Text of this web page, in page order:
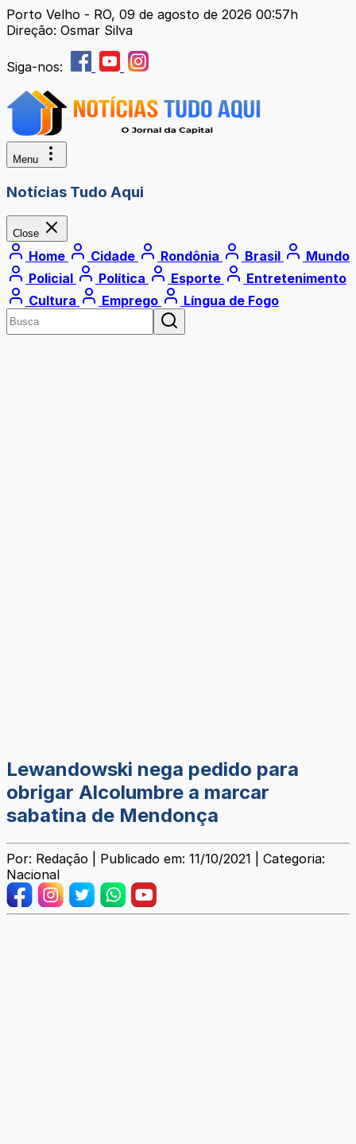
Porto Velho - RO, 09 de agosto de 2026 00:57h
Direção: Osmar Silva
Siga-nos:
Menu
Notícias Tudo Aqui
Close
Home Cidade Rondônia Brasil
Mundo
Policial
Política Esporte
Entretenimento
Cultura
Emprego Língua de Fogo
Lewandowski nega pedido para
obrigar Alcolumbre a marcar
sabatina de Mendonça
Por: Redação | Publicado em: 11/10/2021 | Categoria:
Nacional